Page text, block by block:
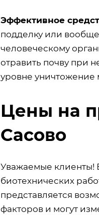
Эффективное
подделку или
человеческому
отравить почву при
уровне уничтожение
Цены на
Сасово
Уважаемые клиенты!
биотехнических
представляется
факторов и могут